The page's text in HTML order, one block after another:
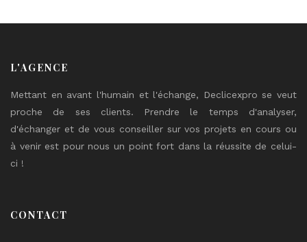
L'AGENCE
Mettant en avant l'humain et l'échange, Declicexpro se veut
proche de ses clients. Prendre le temps d'analyser,
d'échanger et de vous conseiller sur vos projets en cours ou
à venir est pour nous un point fort dans la réussite de celui-
ci !
CONTACT